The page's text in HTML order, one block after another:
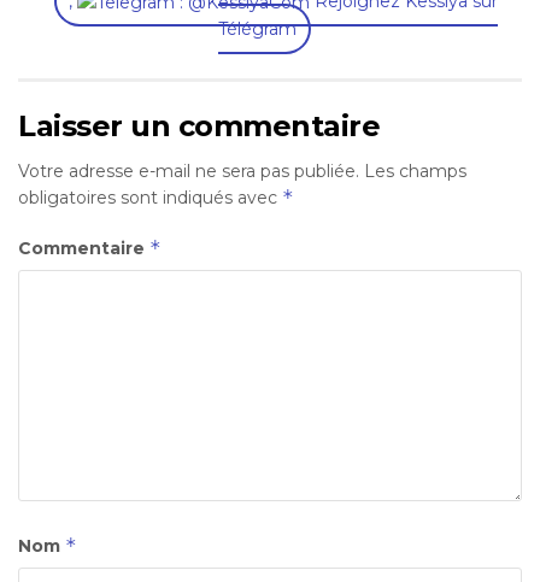
Télégram
Laisser un commentaire
Votre adresse e-mail ne sera pas publiée. Les champs
obligatoires sont indiqués avec *
Commentaire *
Nom *